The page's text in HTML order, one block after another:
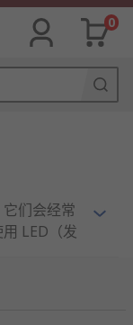
0
们会经常
LED（发
固定泛光